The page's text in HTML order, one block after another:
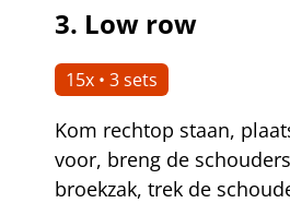
3. Low row
15x • 3 sets
Kom rechtop staan,
voor, breng de
broekzak, trek de